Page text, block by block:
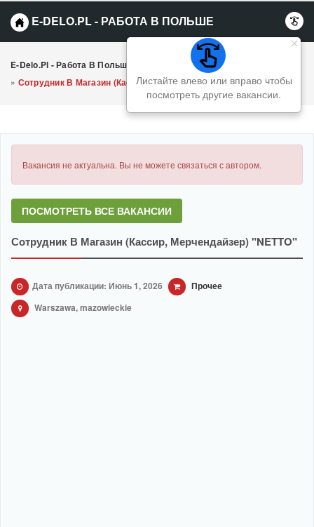
E-DELO.PL - РАБОТА В ПОЛЬШЕ
Листайте влево или вправо чтобы
посмотреть другие вакансии.
E-Delo.pl - Работа В Польше Вакансии
Прочее
» Сотрудник В Магазин (Кассир, Мерчендайзер) "NETTO"
Вакансия не актуальна. Вы не можете связаться с автором.
ПОСМОТРЕТЬ ВСЕ ВАКАНСИИ
Сотрудник В Магазин (Кассир, Мерчендайзер) "NETTO"
Дата публикации: Июнь 1, 2026
Прочее
Warszawa, mazowieckie